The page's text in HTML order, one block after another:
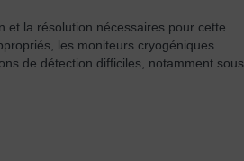
et la résolution nécessaires pour cette
les moniteurs cryogéniques
de détection difficiles, notamment sous